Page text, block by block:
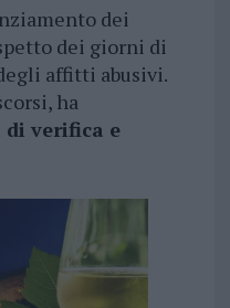
dei
dei giorni di
affitti abusivi.
ha
verifica e